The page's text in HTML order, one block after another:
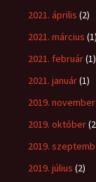
2021. április (2)
2021. március (1)
2021. február(1)
2021. január(1)
2019. november
2019. október
2019.
2019. július (2)